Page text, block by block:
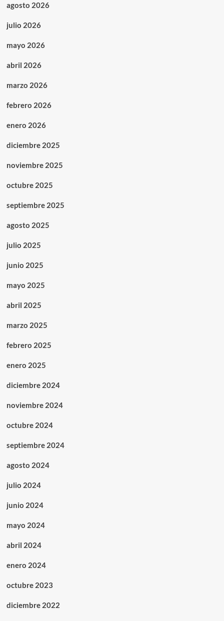
agosto 2026
julio 2026
mayo 2026
abril 2026
marzo 2026
febrero 2026
enero 2026
diciembre 2025
noviembre 2025
octubre 2025
septiembre 2025
agosto 2025
julio 2025
junio 2025
mayo 2025
abril 2025
marzo 2025
febrero 2025
enero 2025
diciembre 2024
noviembre 2024
octubre 2024
septiembre 2024
agosto 2024
julio 2024
junio 2024
mayo 2024
abril 2024
enero 2024
octubre 2023
diciembre 2022